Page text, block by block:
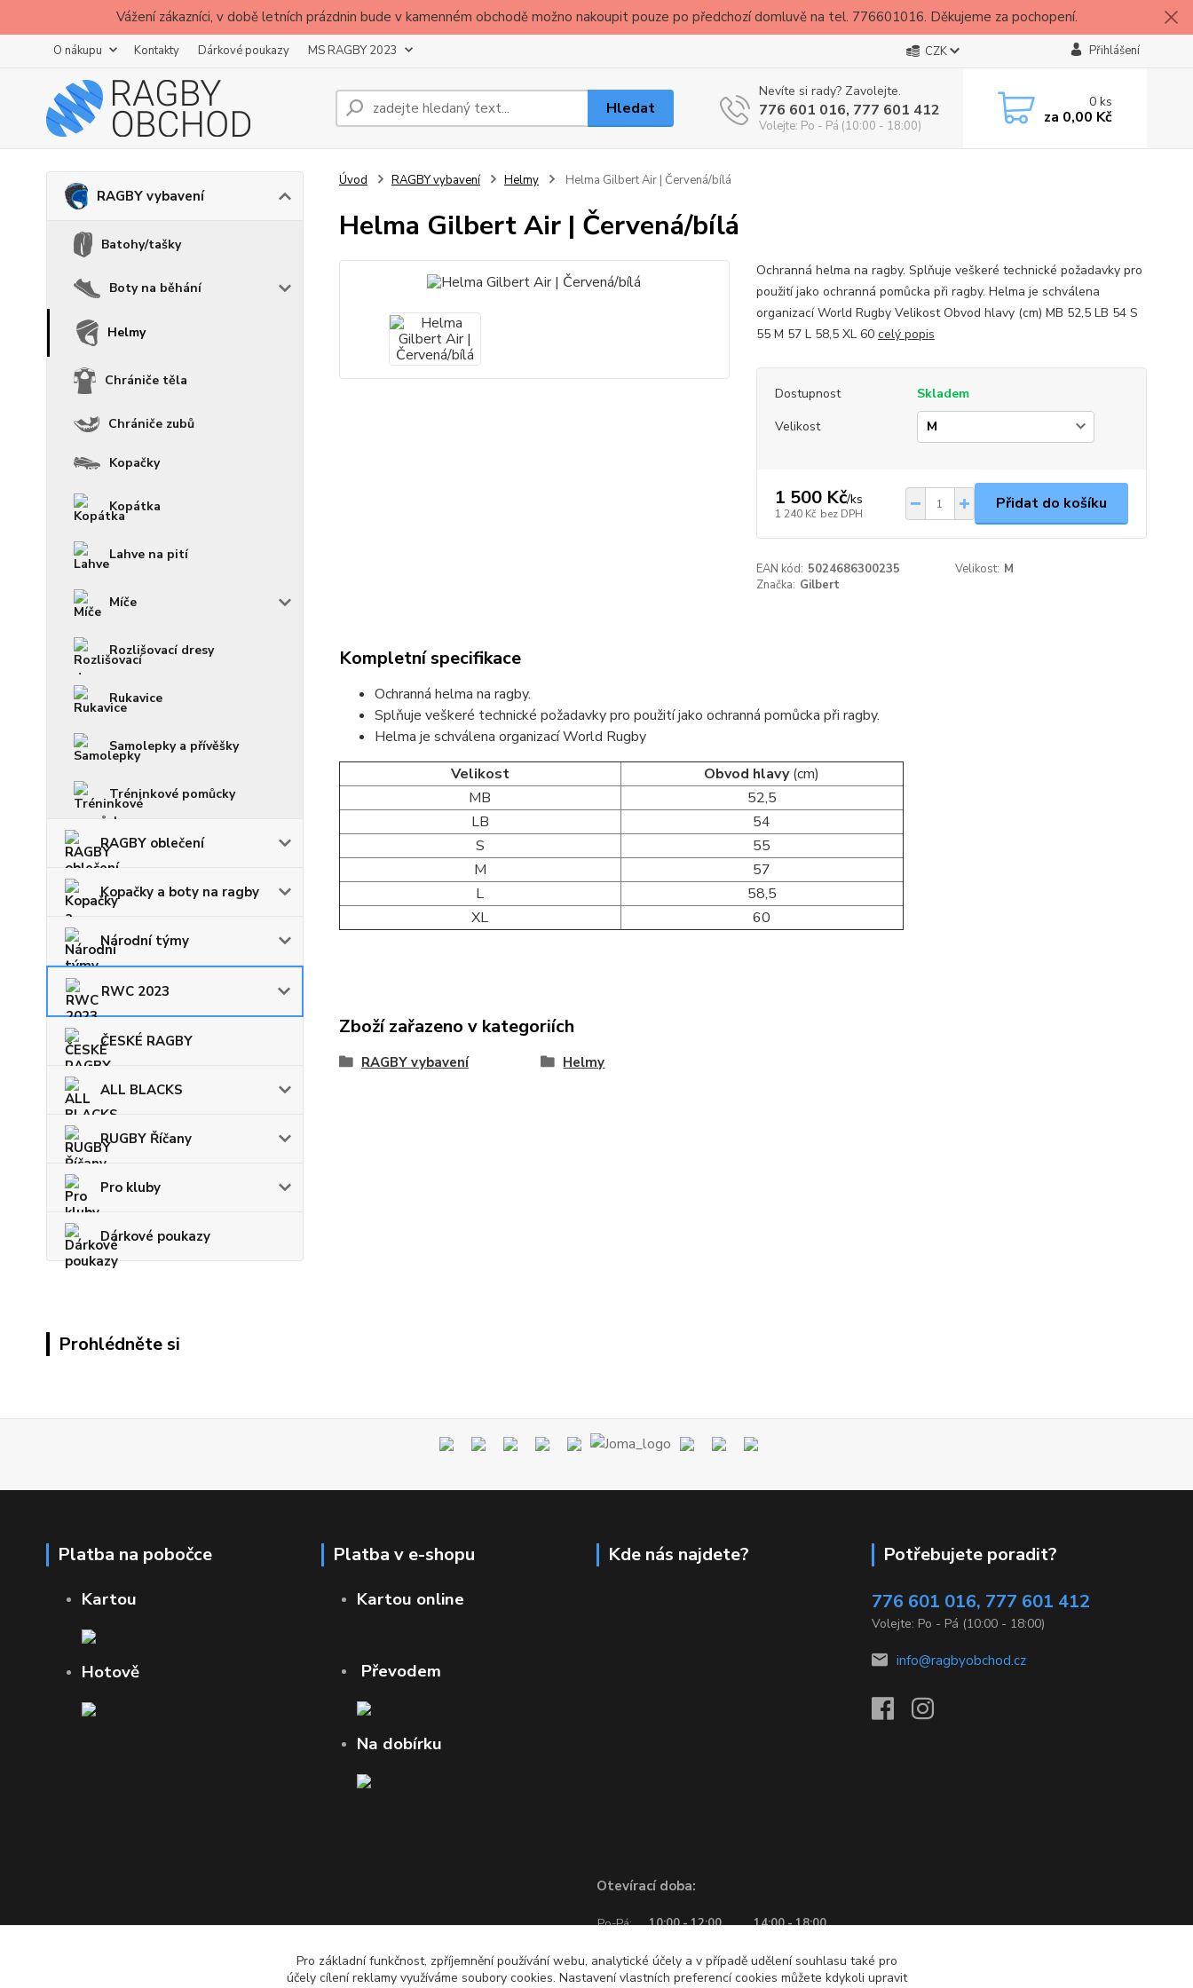
Vážení zákazníci, v době letních prázdnin bude v kamenném obchodě možno nakoupit pouze po předchozí domluvě na tel. 776601016. Děkujeme za pochopení.
O nákupu Kontakty Dárkové poukazy MS RAGBY 2023 CZK Přihlášení
Hledat
Nevíte si rady? Zavolejte.
776 601 016, 777 601 412
Volejte: Po - Pá (10:00 - 18:00)
0ks
za 0,00 Kč
RAGBY vybavení
Batohy/tašky
Boty na běhání
Helmy
Chrániče těla
Chrániče zubů
Kopačky
Kopátka
Lahve na pití
Míče
Rozlišovací dresy
Rukavice
Samolepky a přívěšky
Tréninkové pomůcky
RAGBY oblečení
Kopačky a boty na ragby
Národní týmy
RWC 2023
ČESKÉ RAGBY
ALL BLACKS
RUGBY Říčany
Pro kluby
Dárkové poukazy
Prohlédněte si
Úvod RAGBY vybavení Helmy Helma Gilbert Air | Červená/bílá
Helma Gilbert Air | Červená/bílá
Ochranná helma na ragby. Splňuje veškeré technické požadavky pro
použití jako ochranná pomůcka při ragby. Helma je schválena
organizací World Rugby Velikost Obvod hlavy (cm) MB 52,5 LB 54 S
55 M 57 L 58,5 XL 60 celý popis
Dostupnost
Skladem
Velikost
1 500 Kč/ks
1 240 Kč bez DPH
Přidat do košíku
EAN kód: 5024686300235 Velikost: M
Značka: Gilbert
Kompletní specifikace
Ochranná helma na ragby.
Splňuje veškeré technické požadavky pro použití jako ochranná pomůcka při ragby.
Helma je schválena organizací World Rugby
Velikost
Obvod hlavy(cm)
MB
52,5
LB
54
S
55
M
57
L
58,5
XL
60
Zboží zařazeno v kategoriích
RAGBY vybavení Helmy
Platba na pobočce
Kartou
Hotově
Platba v e-shopu
Kartou online
Převodem
Na dobírku
Kde nás najdete?
Otevírací doba:
Po-Pá: 10:00 - 12:00
14:00 - 18:00
Potřebujete poradit?
776 601 016, 777 601 412
Volejte: Po - Pá (10:00 - 18:00)
info@ragbyobchod.cz
Pro základní funkčnost, zpříjemnění používání webu, analytické účely a v případě udělení souhlasu také pro
účely cílení reklamy využíváme soubory cookies. Nastavení vlastních preferencí cookies můžete kdykoli upravit